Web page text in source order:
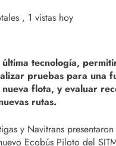
, 1 vistas hoy
tecnología,
pruebas para una
flota, y evaluar
rutas.
y Navitrans presentaron
Ecobús Piloto del